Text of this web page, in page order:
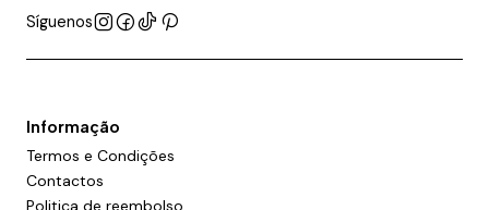
Síguenos
Informação
Termos e Condições
Contactos
Politica de reembolso